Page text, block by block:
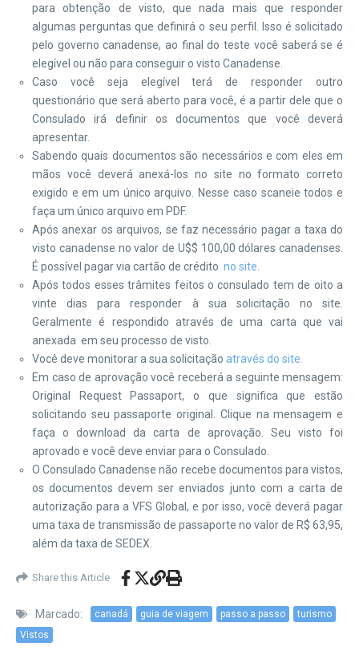
para obtenção de visto, que nada mais que responder
algumas perguntas que definirá o seu perfil. Isso é solicitado
pelo governo canadense, ao final do teste você saberá se é
elegível ou não para conseguir o visto Canadense.
Caso você seja elegível terá de responder outro
questionário que será aberto para você, é a partir dele que o
Consulado irá definir os documentos que você deverá
apresentar.
Sabendo quais documentos são necessários e com eles em
mãos você deverá anexá-los no site no formato correto
exigido e em um único arquivo. Nesse caso scaneie todos e
faça um único arquivo em PDF.
Após anexar os arquivos, se faz necessário pagar a taxa do
visto canadense no valor de U$$ 100,00 dólares canadenses.
É possível pagar via cartão de crédito no site
Após todos esses trâmites feitos o consulado tem de oito a
vinte dias para responder à sua solicitação no site.
Geralmente é respondido através de uma carta que vai
anexada em seu processo de visto.
Você deve monitorar a sua solicitação através do site.
Em caso de aprovação você receberá a seguinte mensagem:
Original Request Passaport, o que significa que estão
solicitando seu passaporte original. Clique na mensagem e
faça o download da carta de aprovação. Seu visto foi
aprovado e você deve enviar para o Consulado.
O Consulado Canadense não recebe documentos para vistos,
os documentos devem ser enviados junto com a carta de
autorização para a VFS Global, e por isso, você deverá pagar
uma taxa de transmissão de passaporte no valor de R$ 63,95,
além da taxa de SEDEX.
Share this Article
Marcado: canadá guia de viagem passo a passo
turismo
Vistos